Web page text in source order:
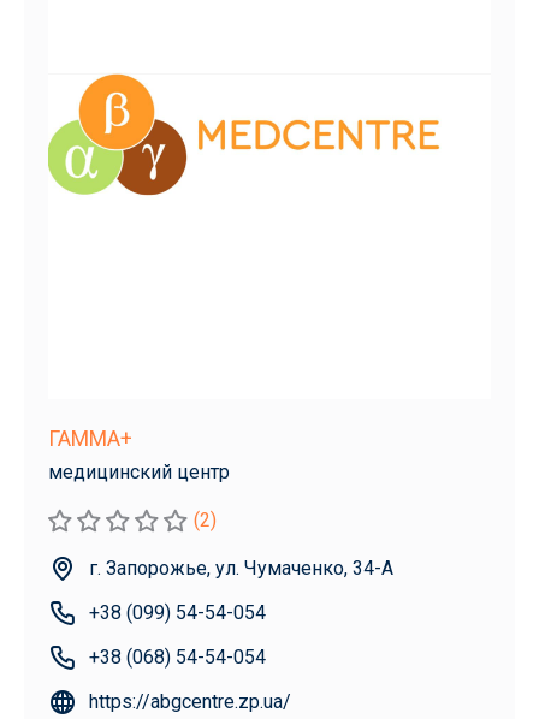
ГАММА+
медицинский центр
(2)
г. Запорожье, ул. Чумаченко, 34-А
+38 (099) 54-54-054
+38 (068) 54-54-054
https://abgcentre.zp.ua/